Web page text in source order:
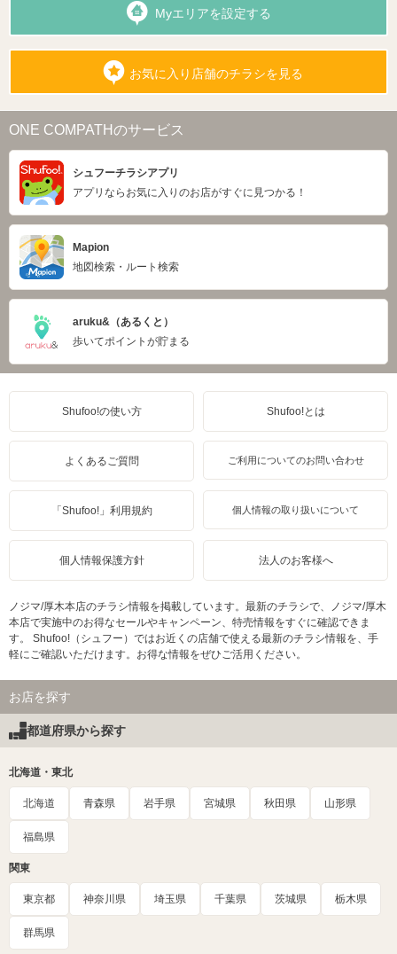
Myエリアを設定する
お気に入り店舗のチラシを見る
ONE COMPATHのサービス
シュフーチラシアプリ
アプリならお気に入りのお店がすぐに見つかる！
Mapion
地図検索・ルート検索
aruku&（あるくと）
歩いてポイントが貯まる
Shufoo!の使い方 Shufoo!とは
よくあるご質問 ご利用についてのお問い合わせ
「Shufoo!」利用規約 個人情報の取り扱いについて
個人情報保護方針 法人のお客様へ
ノジマ/厚木本店のチラシ情報を掲載しています。最新のチラシで、ノジマ/厚木
本店で実施中のお得なセールやキャンペーン、特売情報をすぐに確認できま
す。 Shufoo!（シュフー）ではお近くの店舗で使える最新のチラシ情報を、手
軽にご確認いただけます。お得な情報をぜひご活用ください。
お店を探す
都道府県から探す
北海道・東北
北海道 青森県 岩手県 宮城県 秋田県 山形県
福島県
関東
東京都 神奈川県 埼玉県 千葉県 茨城県 栃木県
群馬県